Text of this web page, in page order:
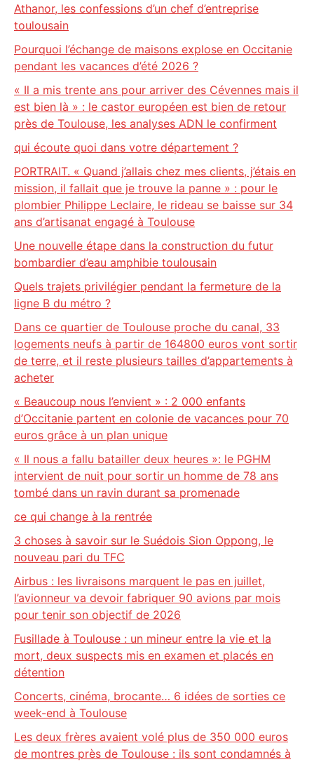
Athanor, les confessions d’un chef d’entreprise
toulousain
Pourquoi l’échange de maisons explose en Occitanie
pendant les vacances d’été 2026 ?
« Il a mis trente ans pour arriver des Cévennes mais il
est bien là » : le castor européen est bien de retour
près de Toulouse, les analyses ADN le confirment
qui écoute quoi dans votre département ?
PORTRAIT. « Quand j’allais chez mes clients, j’étais en
mission, il fallait que je trouve la panne » : pour le
plombier Philippe Leclaire, le rideau se baisse sur 34
ans d’artisanat engagé à Toulouse
Une nouvelle étape dans la construction du futur
bombardier d’eau amphibie toulousain
Quels trajets privilégier pendant la fermeture de la
ligne B du métro ?
Dans ce quartier de Toulouse proche du canal, 33
logements neufs à partir de 164800 euros vont sortir
de terre, et il reste plusieurs tailles d’appartements à
acheter
« Beaucoup nous l’envient » : 2 000 enfants
d’Occitanie partent en colonie de vacances pour 70
euros grâce à un plan unique
« Il nous a fallu batailler deux heures »: le PGHM
intervient de nuit pour sortir un homme de 78 ans
tombé dans un ravin durant sa promenade
ce qui change à la rentrée
3 choses à savoir sur le Suédois Sion Oppong, le
nouveau pari du TFC
Airbus : les livraisons marquent le pas en juillet,
l’avionneur va devoir fabriquer 90 avions par mois
pour tenir son objectif de 2026
Fusillade à Toulouse : un mineur entre la vie et la
mort, deux suspects mis en examen et placés en
détention
Concerts, cinéma, brocante… 6 idées de sorties ce
week-end à Toulouse
Les deux frères avaient volé plus de 350 000 euros
de montres près de Toulouse : ils sont condamnés à